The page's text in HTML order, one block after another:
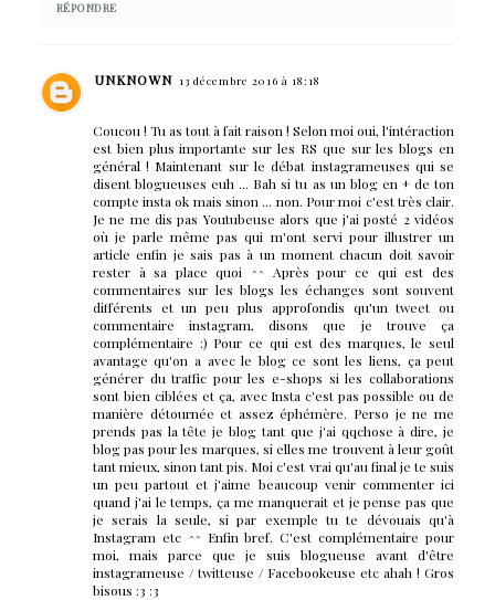
RÉPONDRE
UNKNOWN 13 décembre 2016 à 18:18
Coucou ! Tu as tout à fait raison ! Selon moi oui, l'intéraction
est bien plus importante sur les RS que sur les blogs en
général ! Maintenant sur le débat instagrameuses qui se
disent blogueuses euh ... Bah si tu as un blog en + de ton
compte insta ok mais sinon ... non. Pour moi c'est très clair.
Je ne me dis pas Youtubeuse alors que j'ai posté 2 vidéos
où je parle même pas qui m'ont servi pour illustrer un
article enfin je sais pas à un moment chacun doit savoir
rester à sa place quoi ^^ Après pour ce qui est des
commentaires sur les blogs les échanges sont souvent
différents et un peu plus approfondis qu'un tweet ou
commentaire instagram, disons que je trouve ça
complémentaire :) Pour ce qui est des marques, le seul
avantage qu'on a avec le blog ce sont les liens, ça peut
générer du traffic pour les e-shops si les collaborations
sont bien ciblées et ça, avec Insta c'est pas possible ou de
manière détournée et assez éphémère. Perso je ne me
prends pas la tête je blog tant que j'ai qqchose à dire, je
blog pas pour les marques, si elles me trouvent à leur goût
tant mieux, sinon tant pis. Moi c'est vrai qu'au final je te suis
un peu partout et j'aime beaucoup venir commenter ici
quand j'ai le temps, ça me manquerait et je pense pas que
je serais la seule, si par exemple tu te dévouais qu'à
Instagram etc ^^ Enfin bref. C'est complémentaire pour
moi, mais parce que je suis blogueuse avant d'être
instagrameuse / twitteuse / Facebookeuse etc ahah ! Gros
bisous :3 :3